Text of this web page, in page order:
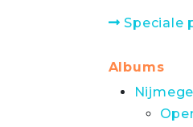
Speciale
Albums